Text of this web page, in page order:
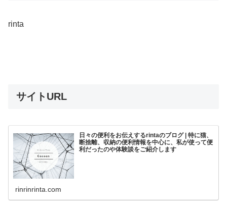
rinta
サイトURL
日々の便利をお伝えするrintaのブログ | 特に猫、
断捨離、収納の便利情報を中心に、私が使って便
利だったのや体験談をご紹介します
rinrinrinta.com